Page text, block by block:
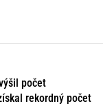
počet
rekordný počet